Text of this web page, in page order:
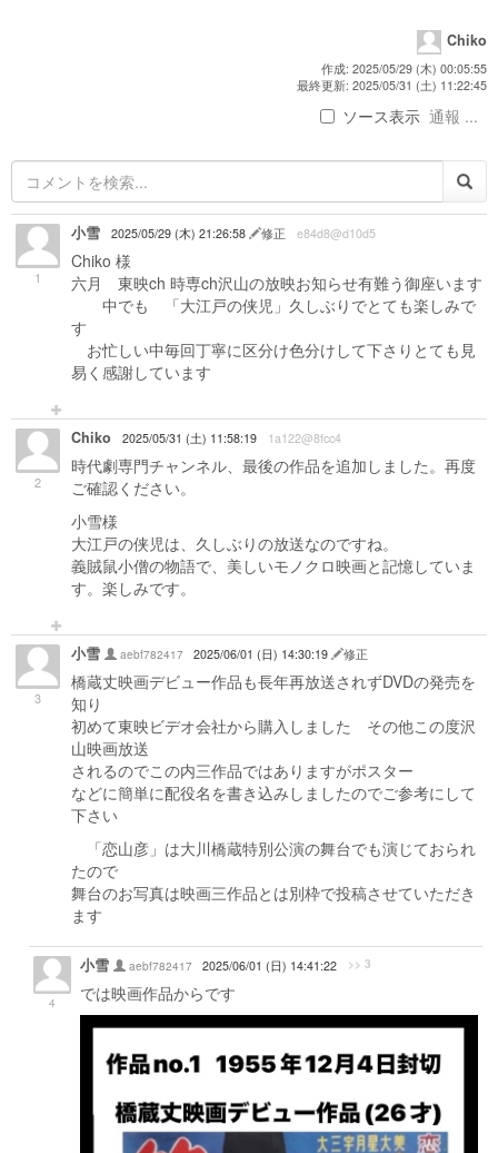
Chiko
作成: 2025/05/29 (木) 00:05:55
最終更新: 2025/05/31 (土) 11:22:45
ソース表示 通報 ...
1
小雪 2025/05/29 (木) 21:26:58 修正 e84d8@d10d5
Chiko 様
六月 東映ch 時専ch沢山の放映お知らせ有難う御座います
中でも 「大江戸の侠児」久しぶりでとても楽しみで
す
お忙しい中毎回丁寧に区分け色分けして下さりとても見
易く感謝しています
2
Chiko 2025/05/31 (土) 11:58:19 1a122@8fcc4
時代劇専門チャンネル、最後の作品を追加しました。再度
ご確認ください。
小雪様
大江戸の侠児は、久しぶりの放送なのですね。
義賊鼠小僧の物語で、美しいモノクロ映画と記憶していま
す。楽しみです。
3
小雪 aebf782417 2025/06/01 (日) 14:30:19 修正
橋蔵丈映画デビュー作品も長年再放送されずDVDの発売を
知り
初めて東映ビデオ会社から購入しました その他この度沢
山映画放送
されるのでこの内三作品ではありますがポスター
などに簡単に配役名を書き込みしましたのでご参考にして
下さい
「恋山彦」は大川橋蔵特別公演の舞台でも演じておられ
たので
舞台のお写真は映画三作品とは別枠で投稿させていただき
ます
4
小雪 aebf782417 2025/06/01 (日) 14:41:22 >> 3
では映画作品からです